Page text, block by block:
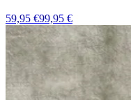
59,95 €99,95 €